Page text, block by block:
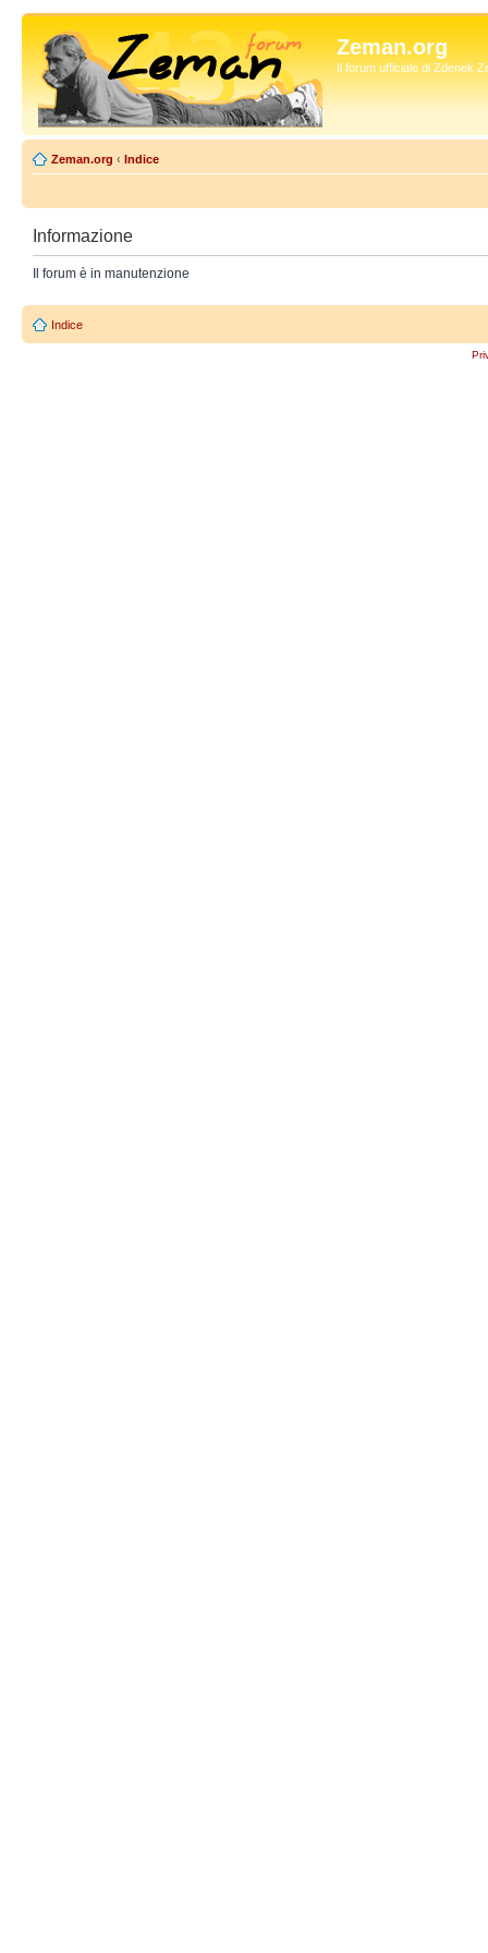
Zeman.org
Il forum ufficiale di Zdenek
Zeman.org ‹ Indice
Informazione
Il forum è in manutenzione
Indice